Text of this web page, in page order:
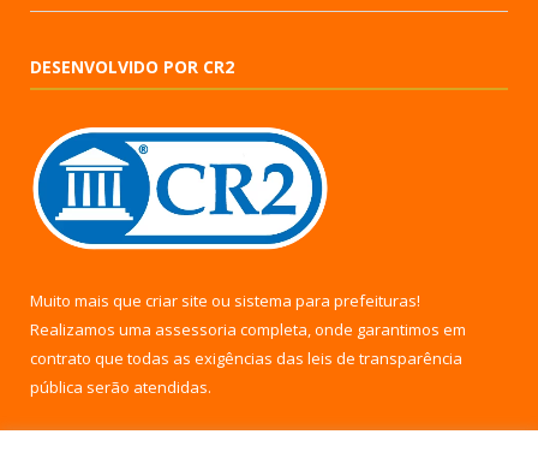
DESENVOLVIDO POR CR2
Muito mais que criar site ou sistema para prefeituras!
Realizamos uma assessoria completa, onde garantimos em
contrato que todas as exigências das leis de transparência
pública serão atendidas.